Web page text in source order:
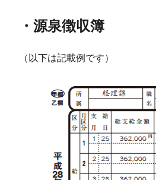
・源泉徴収簿
（以下は記載例です）